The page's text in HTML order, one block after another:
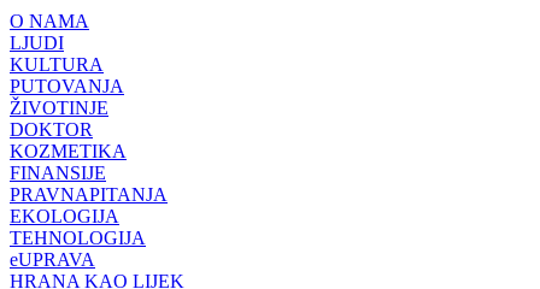
O NAMA
LJUDI
KULTURA
PUTOVANJA
ŽIVOTINJE
DOKTOR
KOZMETIKA
FINANSIJE
PRAVNAPITANJA
EKOLOGIJA
TEHNOLOGIJA
eUPRAVA
HRANA KAO LIJEK